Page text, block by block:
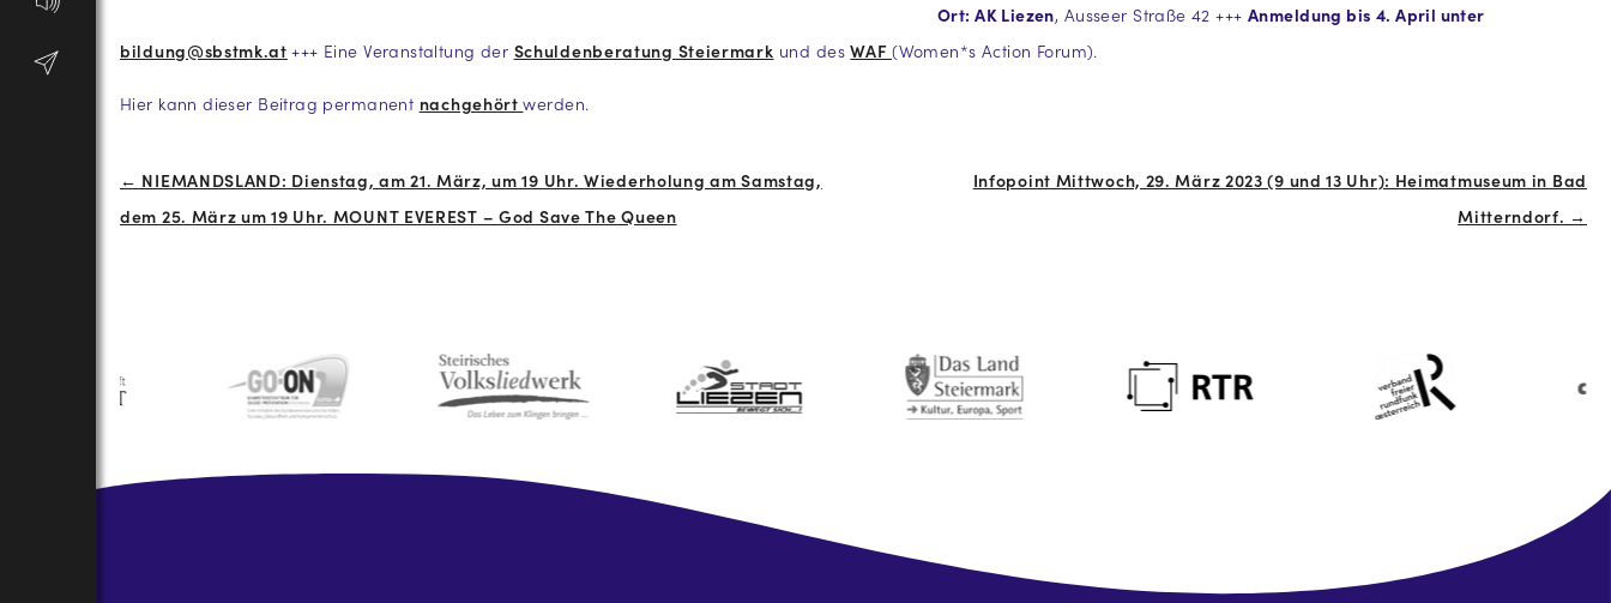
Ort: AK Liezen, Ausseer Straße 42 +++ Anmeldung bis 4. April unter
bildung@sbstmk.at +++ Eine Veranstaltung der Schuldenberatung Steiermark und desWAF(Women*s Action Forum).
Hier kann dieser Beitrag permanent nachgehörtwerden.
Navigation
← NIEMANDSLAND: Dienstag, am 21. März, um 19 Uhr. Wiederholung am Samstag,
dem 25. März um 19 Uhr. MOUNT EVEREST – God Save The Queen
Infopoint Mittwoch, 29. März 2023 (9 und 13 Uhr): Heimatmuseum in Bad
Mitterndorf. →